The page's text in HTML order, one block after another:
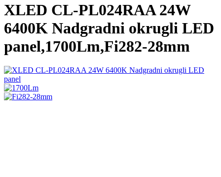
XLED CL-PL024RAA 24W
6400K Nadgradni okrugli LED
panel,1700Lm,Fi282-28mm